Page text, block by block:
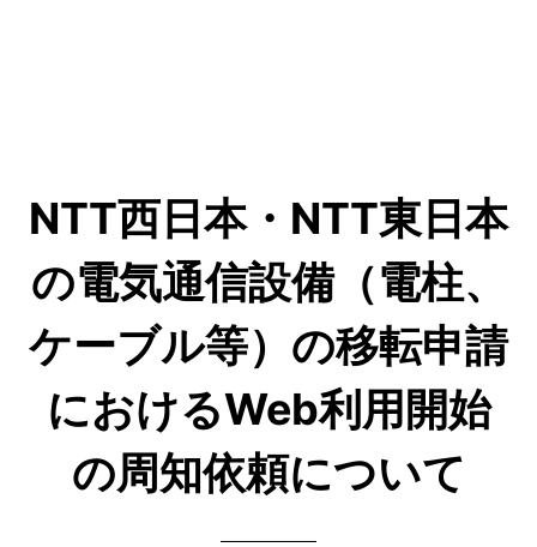
NTT西日本・NTT東日本
の電気通信設備（電柱、
ケーブル等）の移転申請
におけるWeb利用開始
の周知依頼について